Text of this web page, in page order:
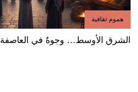
هموم ثقافية
الشرق الأوسط… وجوهٌ في العاصفة